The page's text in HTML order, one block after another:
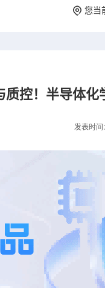
您当
控！半导体
发表时间